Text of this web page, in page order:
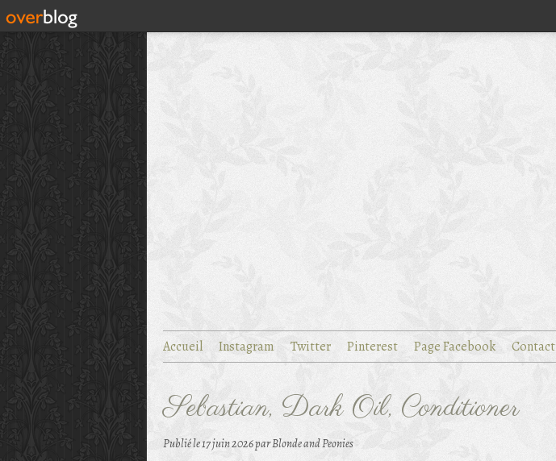
Accueil Instagram Twitter Pinterest Page Facebook Contact
Sebastian, Dark Oil, Conditioner
Publié le17 juin 2026par Blonde and Peonies